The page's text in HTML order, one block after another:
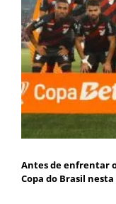
Antes de enfrentar
Copa do Brasil